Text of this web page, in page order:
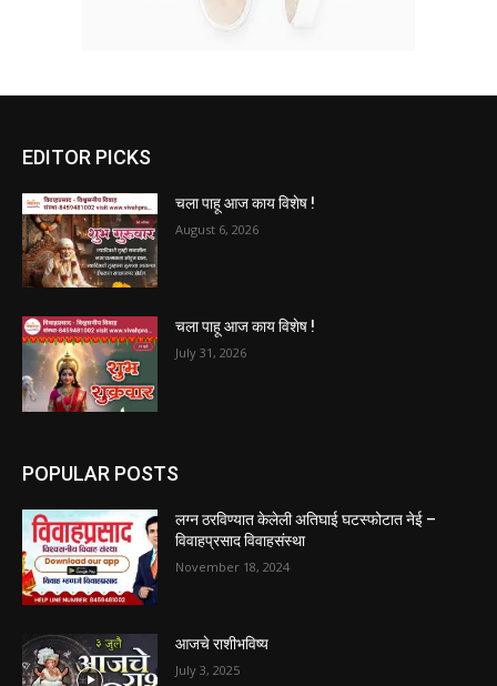
EDITOR PICKS
चला पाहू आज काय विशेष !
August 6, 2026
चला पाहू आज काय विशेष !
July 31, 2026
POPULAR POSTS
लग्न ठरविण्यात केलेली अतिघाई घटस्फोटात नेई –
विवाहप्रसाद विवाहसंस्था
November 18, 2024
आजचे राशीभविष्य
July 3, 2025